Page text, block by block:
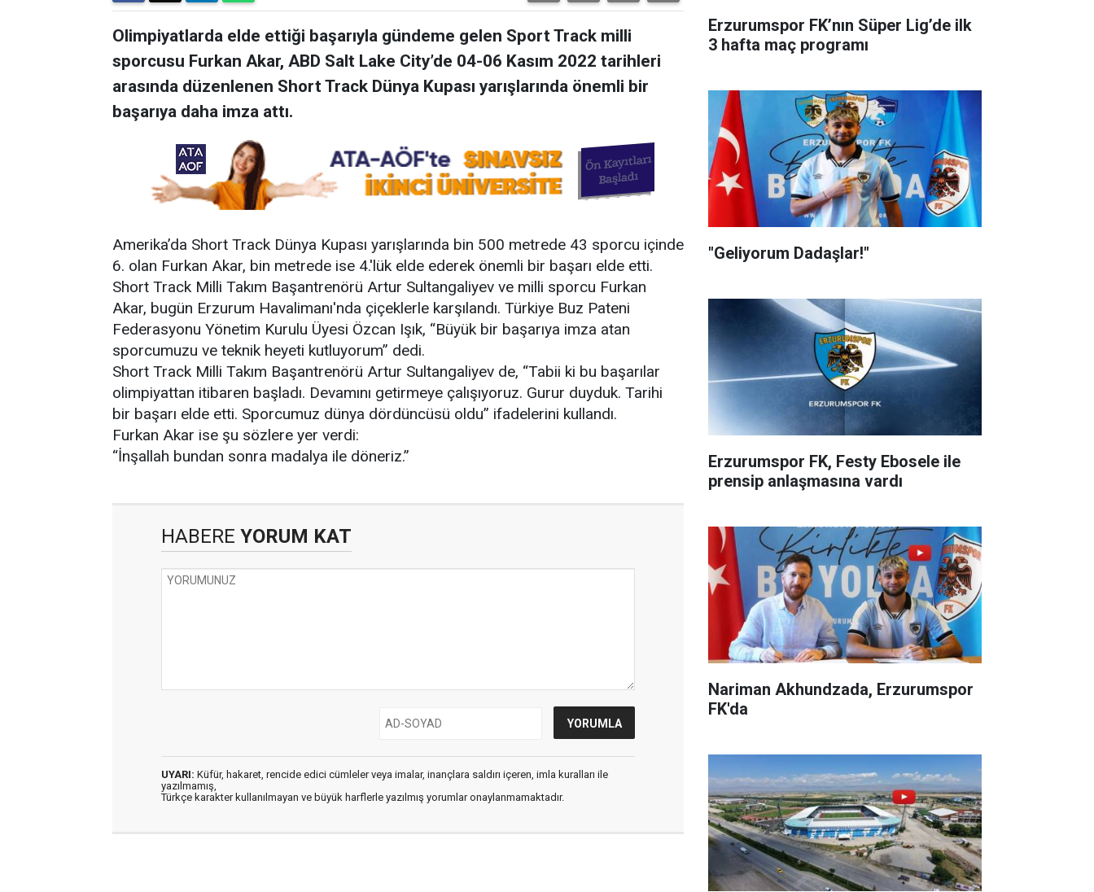
Olimpiyatlarda elde ettiği başarıyla gündeme gelen Sport Track milli
sporcusu Furkan Akar, ABD Salt Lake City’de 04-06 Kasım 2022 tarihleri
arasında düzenlenen Short Track Dünya Kupası yarışlarında önemli bir
başarıya daha imza attı.
Amerika’da Short Track Dünya Kupası yarışlarında bin 500 metrede 43 sporcu içinde
6. olan Furkan Akar, bin metrede ise 4.'lük elde ederek önemli bir başarı elde etti.
Short Track Milli Takım Başantrenörü Artur Sultangaliyev ve milli sporcu Furkan
Akar, bugün Erzurum Havalimanı'nda çiçeklerle karşılandı. Türkiye Buz Pateni
Federasyonu Yönetim Kurulu Üyesi Özcan Işık, “Büyük bir başarıya imza atan
sporcumuzu ve teknik heyeti kutluyorum” dedi.
Short Track Milli Takım Başantrenörü Artur Sultangaliyev de, “Tabii ki bu başarılar
olimpiyattan itibaren başladı. Devamını getirmeye çalışıyoruz. Gurur duyduk. Tarihi
bir başarı elde etti. Sporcumuz dünya dördüncüsü oldu” ifadelerini kullandı.
Furkan Akar ise şu sözlere yer verdi:
“İnşallah bundan sonra madalya ile döneriz.”
HABERE YORUM KAT
UYARI: Küfür, hakaret, rencide edici cümleler veya imalar, inançlara saldırı içeren, imla kuralları ile
yazılmamış,
Türkçe karakter kullanılmayan ve büyük harflerle yazılmış yorumlar onaylanmamaktadır.
Erzurumspor FK’nın Süper Lig’de ilk
3 hafta maç programı
"Geliyorum Dadaşlar!"
Erzurumspor FK, Festy Ebosele ile
prensip anlaşmasına vardı
Nariman Akhundzada, Erzurumspor
FK'da